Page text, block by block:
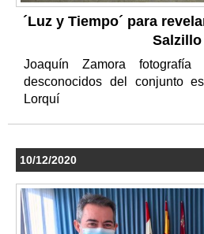
´Luz y Tiempo´ para
Salzillo
Joaquín Zamora
desconocidos del conjunto
Lorquí
10/12/2020